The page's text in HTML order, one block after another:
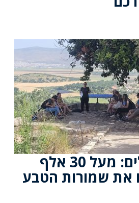
שבת של טיולים: מעל 30 אלף
את שמורות הטבע